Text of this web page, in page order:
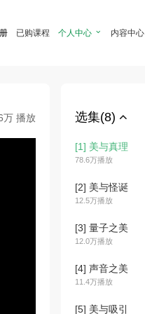
已购课程 个人中心  内容中心
万 播放 选集(8)
[1] 美与真理
78.6万播放
[2] 美与怪诞
12.5万播放
[3] 量子之美
12.0万播放
[4] 声音之美
11.4万播放
[5] 美与吸引